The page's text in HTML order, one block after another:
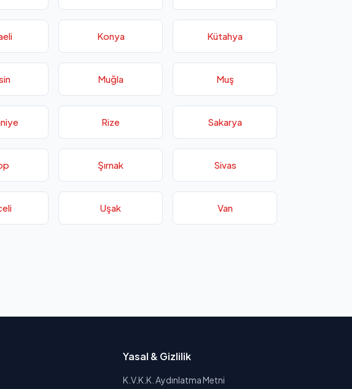
Konya Kütahya
Muğla Muş
Rize Sakarya
Şırnak Sivas
Uşak Van
Yasal & Gizlilik
K.V.K.K. Aydınlatma Metni